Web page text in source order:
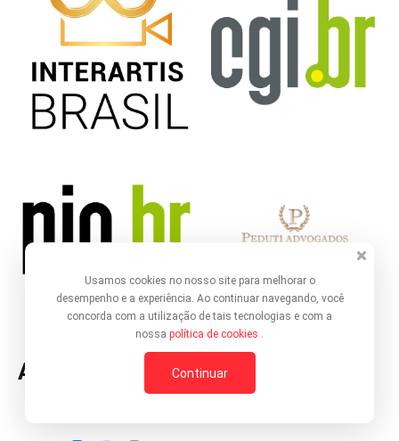
Apoio
Usamos cookies no nosso site para melhorar o
desempenho e a experiência. Ao continuar navegando, você
concorda com a utilização de tais tecnologias e com a
nossa política de cookies .
Continuar